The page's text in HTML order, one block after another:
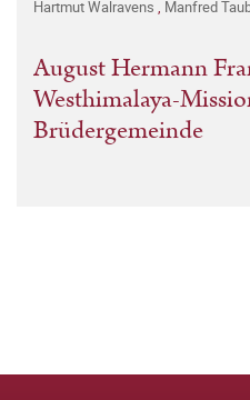
Hartmut Walravens , Manfred
August Hermann
Westhimalaya-
Brüdergemeinde